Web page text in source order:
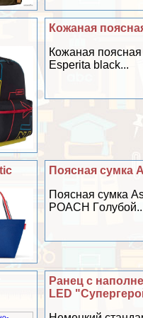
Кожаная
Кожаная
Esperita black...
Поясная сумка
Поясная сумка
POACH
Ранец с
LED